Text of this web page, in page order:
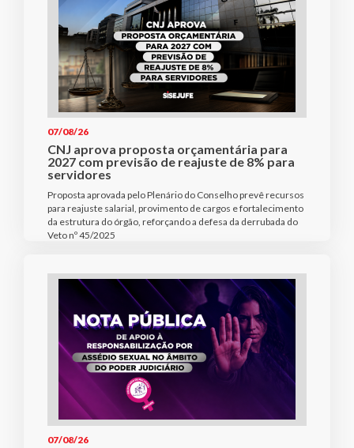
07/08/26
CNJ aprova proposta orçamentária para
2027 com previsão de reajuste de 8% para
servidores
Proposta aprovada pelo Plenário do Conselho prevê recursos
para reajuste salarial, provimento de cargos e fortalecimento
da estrutura do órgão, reforçando a defesa da derrubada do
Veto nº 45/2025
07/08/26